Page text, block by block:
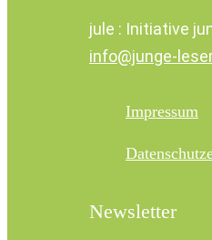
jule : Initiative
info@junge-
Impressum
Newsletter